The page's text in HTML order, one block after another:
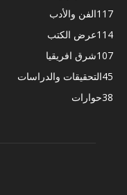
الفن والأدب117
عرض الكتب114
شرق افريقيا107
التحقيقات والدراسات45
حوارات38